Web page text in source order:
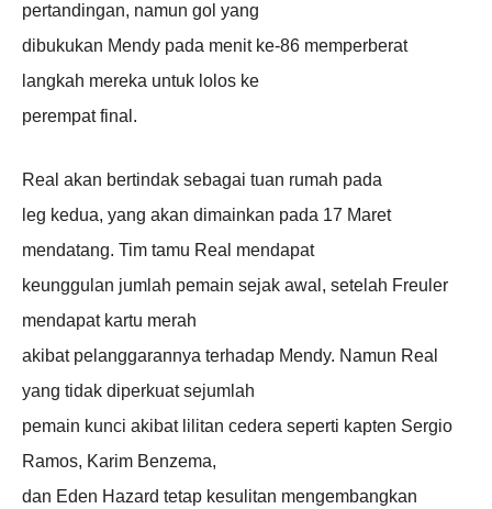
pertandingan, namun gol yang
dibukukan Mendy pada menit ke-86 memperberat
langkah mereka untuk lolos ke
perempat final.
Real akan bertindak sebagai tuan rumah pada
leg kedua, yang akan dimainkan pada 17 Maret
mendatang. Tim tamu Real mendapat
keunggulan jumlah pemain sejak awal, setelah Freuler
mendapat kartu merah
akibat pelanggarannya terhadap Mendy. Namun Real
yang tidak diperkuat sejumlah
pemain kunci akibat lilitan cedera seperti kapten Sergio
Ramos, Karim Benzema,
dan Eden Hazard tetap kesulitan mengembangkan